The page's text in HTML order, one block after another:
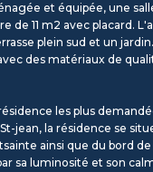
et équipée, une
de 11 m2 avec placard.
plein sud et un
des matériaux de
les plus
jean, la résidence se
ainsi que du bord
sa luminosité et son